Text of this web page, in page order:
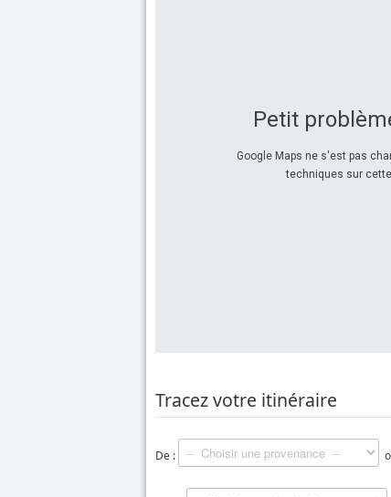
Petit
Google Maps ne s'est pas
techniques sur
Tracez votre itinéraire
De :